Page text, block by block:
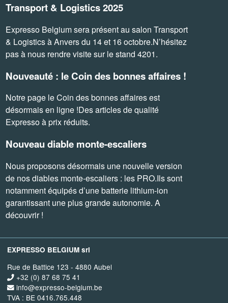
Transport & Logistics 2025
Expresso Belgium sera présent au salon Transport
& Logistics à Anvers du 14 et 16 octobre.N’hésitez
pas à nous rendre visite sur le stand 4201.
Nouveauté : le Coin des bonnes affaires !
Notre page le Coin des bonnes affaires est
désormais en ligne !Des articles de qualité
Expresso à prix réduits.
Nouveau diable monte-escaliers
Nous proposons désormais une nouvelle version
de nos diables monte-escaliers : les PRO.Ils sont
notamment équipés d’une batterie lithium-ion
garantissant une plus grande autonomie. A
découvrir !
EXPRESSO BELGIUM srl
Rue de Battice 123 - 4880 Aubel
+32 (0) 87 68 75 41
info@expresso-belgium.be
TVA : BE 0416.765.448